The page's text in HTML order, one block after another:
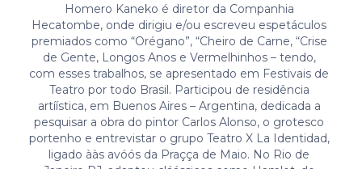
Homero Kaneko é diretor da Companhia
Hecatombe, onde dirigiu e/ou escreveu espetáculos
premiados como “Orégano”, “Cheiro de Carne, “Crise
de Gente, Longos Anos e Vermelhinhos – tendo,
com esses trabalhos, se apresentado em Festivais de
Teatro por todo Brasil. Participou de residência
artíística, em Buenos Aires – Argentina, dedicada a
pesquisar a obra do pintor Carlos Alonso, o grotesco
portenho e entrevistar o grupo Teatro X La Identidad,
ligado ààs avóós da Praçça de Maio. No Rio de